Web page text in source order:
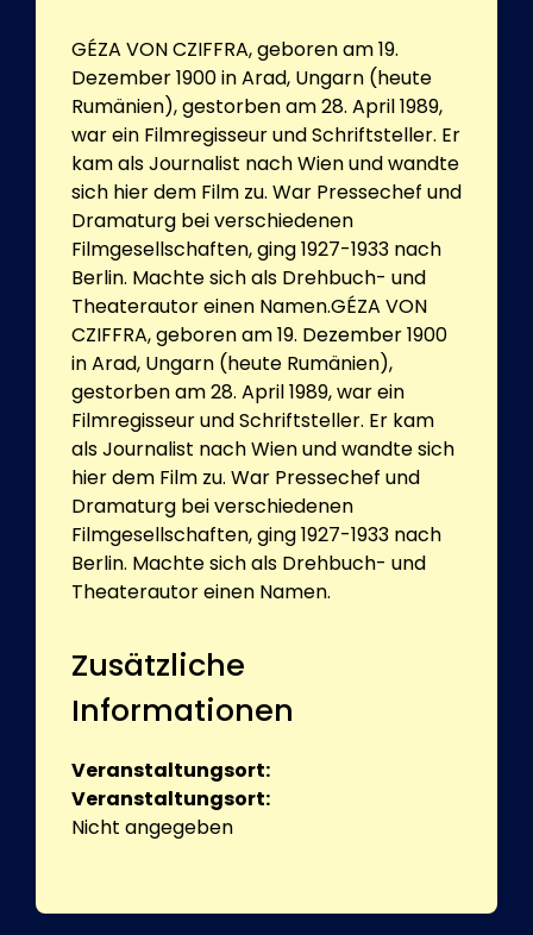
GÉZA VON CZIFFRA, geboren am 19.
Dezember 1900 in Arad, Ungarn (heute
Rumänien), gestorben am 28. April 1989,
war ein Filmregisseur und Schriftsteller. Er
kam als Journalist nach Wien und wandte
sich hier dem Film zu. War Pressechef und
Dramaturg bei verschiedenen
Filmgesellschaften, ging 1927-1933 nach
Berlin. Machte sich als Drehbuch- und
Theaterautor einen Namen.GÉZA VON
CZIFFRA, geboren am 19. Dezember 1900
in Arad, Ungarn (heute Rumänien),
gestorben am 28. April 1989, war ein
Filmregisseur und Schriftsteller. Er kam
als Journalist nach Wien und wandte sich
hier dem Film zu. War Pressechef und
Dramaturg bei verschiedenen
Filmgesellschaften, ging 1927-1933 nach
Berlin. Machte sich als Drehbuch- und
Theaterautor einen Namen.
Zusätzliche
Informationen
Veranstaltungsort:
Veranstaltungsort:
Nicht angegeben